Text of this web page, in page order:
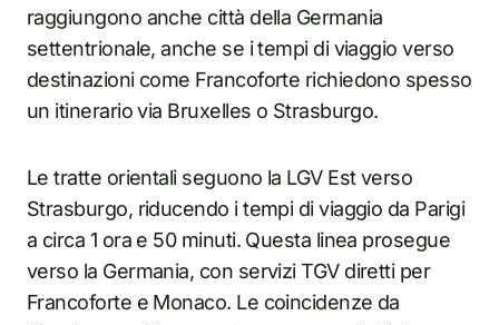
raggiungono anche città della Germania
settentrionale, anche se i tempi di viaggio verso
destinazioni come Francoforte richiedono spesso
un itinerario via Bruxelles o Strasburgo.
Le tratte orientali seguono la LGV Est verso
Strasburgo, riducendo i tempi di viaggio da Parigi
a circa 1 ora e 50 minuti. Questa linea prosegue
verso la Germania, con servizi TGV diretti per
Francoforte e Monaco. Le coincidenze da